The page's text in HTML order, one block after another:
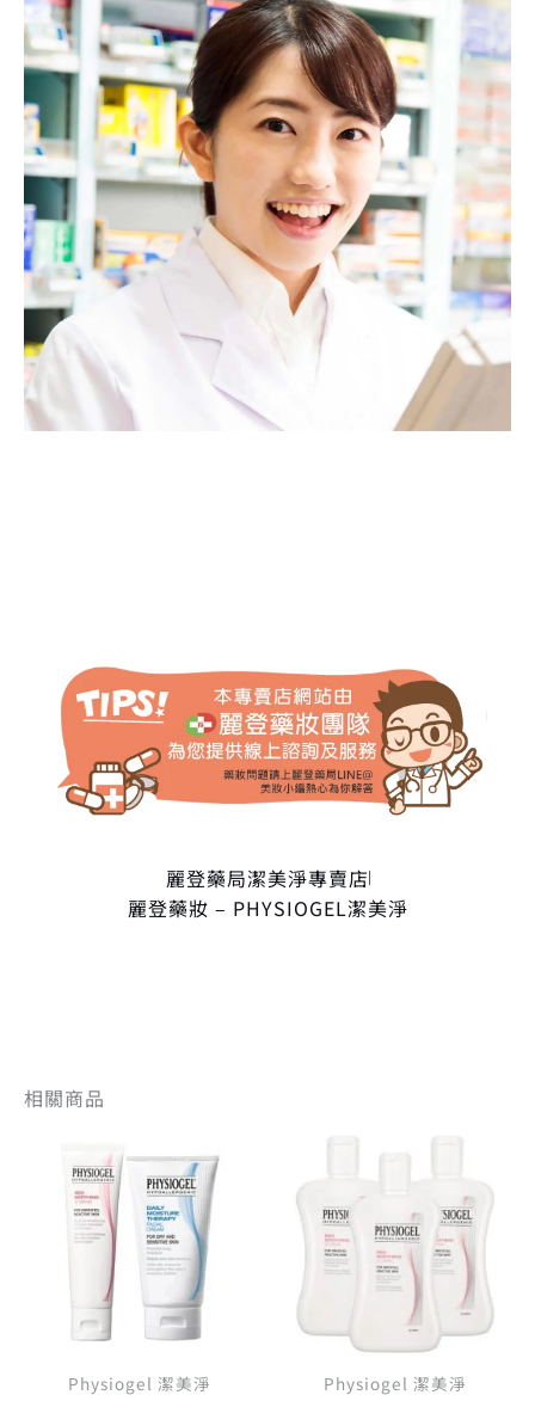
麗登藥局潔美淨專賣店
麗登藥妝 – PHYSIOGEL潔美淨
相關商品
Physiogel 潔美淨
始
價
格：
NT$ 1,270。NT$ 965。
Physiogel 潔美淨
格：
NT$ 3,300。